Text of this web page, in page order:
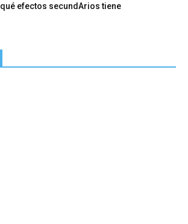
qué efectos secundArios tiene